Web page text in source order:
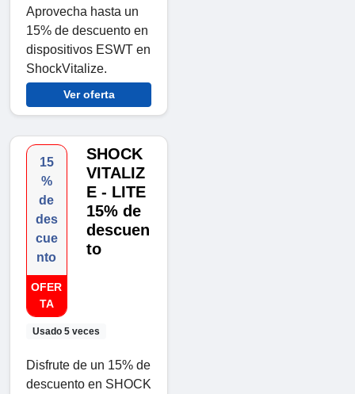
Aprovecha hasta un
15% de descuento en
dispositivos ESWT en
ShockVitalize.
Ver oferta
15
%
de
des
cue
nto
OFER
TA
Usado 5 veces
SHOCK
VITALIZ
E - LITE
15% de
descuen
to
Disfrute de un 15% de
descuento en SHOCK